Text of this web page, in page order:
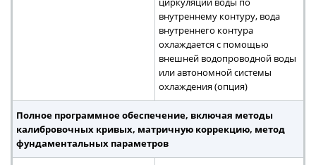
внутреннему контуру, вода
внутреннего контура
охлаждается с помощью
внешней водопроводной воды
или автономной системы
охлаждения (опция)
Полное программное обеспечение, включая методы
калибровочных кривых, матричную коррекцию, метод
фундаментальных параметров